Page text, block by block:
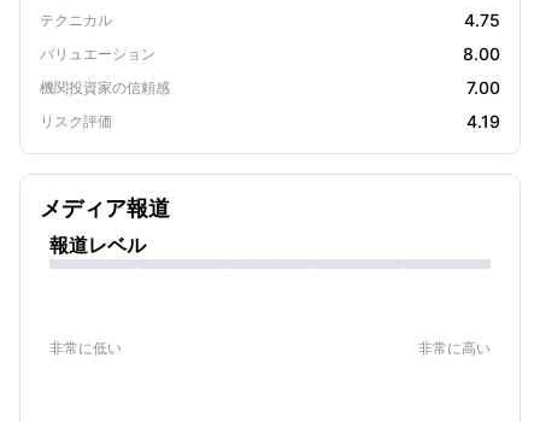
テクニカル 4.75
バリュエーション 8.00
機関投資家の信頼感 7.00
リスク評価 4.19
メディア報道
報道レベル
非常に低い 非常に高い